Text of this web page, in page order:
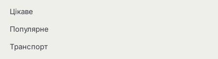
Цікаве
Популярне
Транспорт